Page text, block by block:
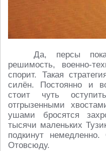
Да, персы
решимость, военно-
спорит. Такая
силён. Постоянно и
стоит чуть
отгрызенными
ушами бросятся
тысячи маленьких
подкинут
Отовсюду.